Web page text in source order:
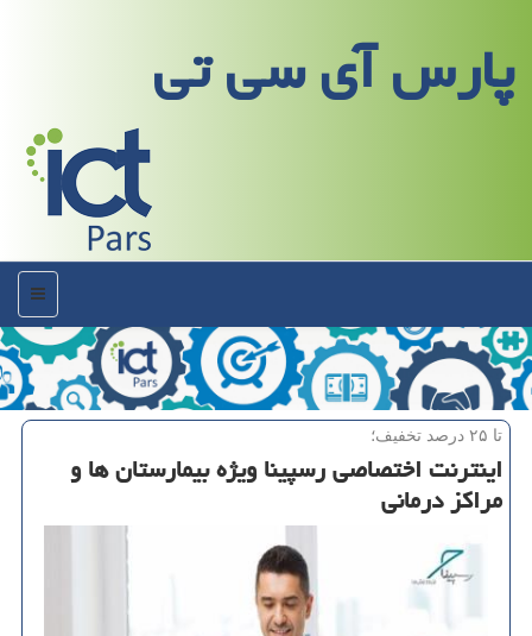
پارس آی سی تی
منو
تا ۲۵ درصد تخفیف؛
اینترنت اختصاصی رسپینا ویژه بیمارستان ها و
مراكز درمانی